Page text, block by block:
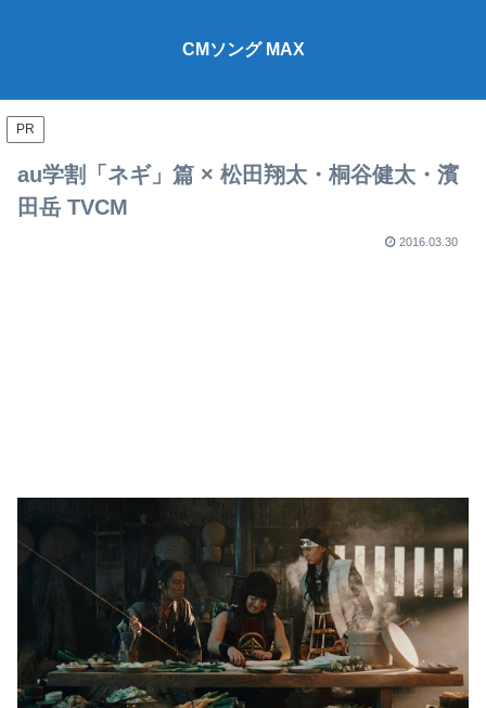
CMソング MAX
PR
au学割「ネギ」篇 × 松田翔太・桐谷健太・濱
田岳 TVCM
2016.03.30